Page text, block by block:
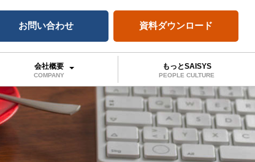
お問い合わせ 資料ダウンロード
会社概要
COMPANY
もっとSAISYS
PEOPLE CULTURE